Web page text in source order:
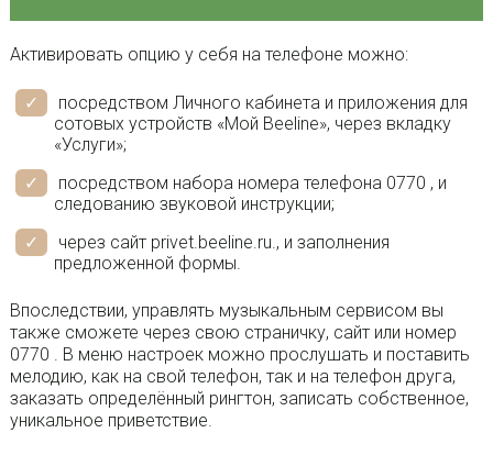
Активировать опцию у себя на телефоне можно:
посредством Личного кабинета и приложения для
сотовых устройств «Мой Beeline», через вкладку
«Услуги»;
посредством набора номера телефона 0770 , и
следованию звуковой инструкции;
через сайт privet.beeline.ru., и заполнения
предложенной формы.
Впоследствии, управлять музыкальным сервисом вы
также сможете через свою страничку, сайт или номер
0770 . В меню настроек можно прослушать и поставить
мелодию, как на свой телефон, так и на телефон друга,
заказать определённый рингтон, записать собственное,
уникальное приветствие.